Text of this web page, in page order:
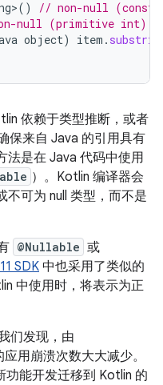
()
// non-null
null (primitive int)
object) item .
依赖于类型推断，或者
保来自 Java 的引用具有
法是在 Java 代码中使用
）。Kotlin 编译器会
不可为 null 类型，而不是
@Nullable 或
SDK 中也采用了类似的
中使用时，将表示为正
们发现，由
用崩溃次数大大减少。
能开发迁移到 Kotlin 的